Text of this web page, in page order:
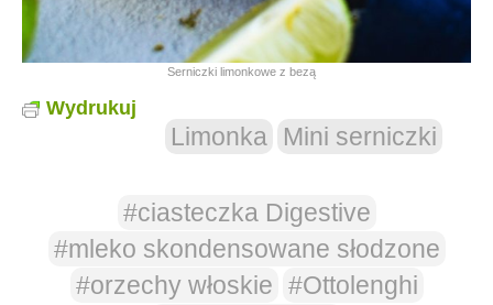
Serniczki limonkowe z bezą
Wydrukuj
Limonka Mini serniczki
#ciasteczka Digestive
#mleko skondensowane słodzone
#orzechy włoskie #Ottolenghi